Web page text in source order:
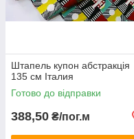
Штапель купон абстракція
135 см Італия
Готово до відправки
388,50 ₴/пог.м